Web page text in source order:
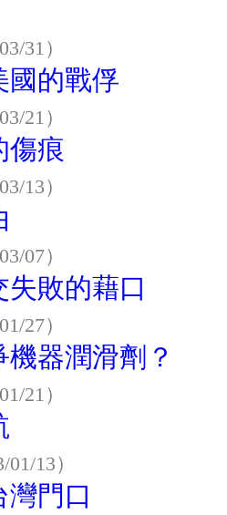
31）
國的戰俘
21）
傷痕
13）
07）
敗的藉口
27）
器潤滑劑？
21）
13）
灣門口